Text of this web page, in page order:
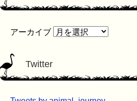
アーカイブ
Twitter